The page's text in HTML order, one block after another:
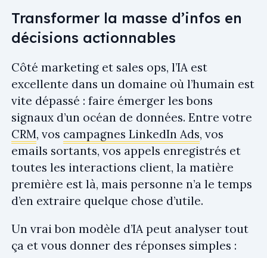
Transformer la masse d’infos en
décisions actionnables
Côté marketing et sales ops, l’IA est
excellente dans un domaine où l’humain est
vite dépassé : faire émerger les bons
signaux d’un océan de données. Entre votre
CRM, vos campagnes LinkedIn Ads, vos
emails sortants, vos appels enregistrés et
toutes les interactions client, la matière
première est là, mais personne n’a le temps
d’en extraire quelque chose d’utile.
Un vrai bon modèle d’IA peut analyser tout
ça et vous donner des réponses simples :